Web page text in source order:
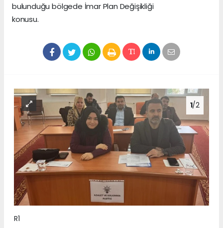
bulunduğu bölgede İmar Plan Değişikliği
konusu.
1/2
R1